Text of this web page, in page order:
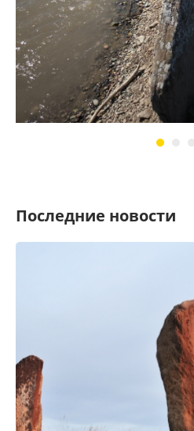
Последние новости